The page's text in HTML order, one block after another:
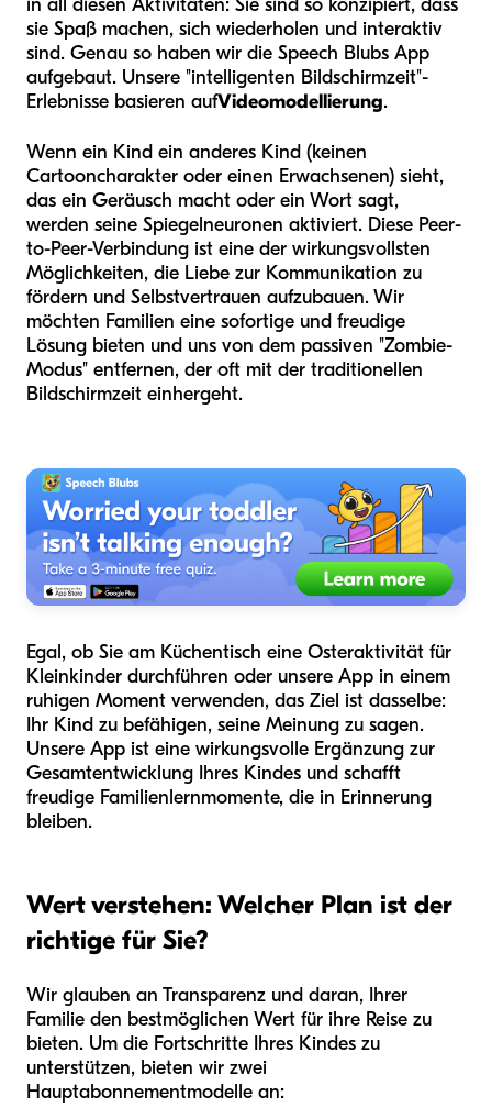
in all diesen Aktivitäten: Sie sind so konzipiert, dass
sie Spaß machen, sich wiederholen und interaktiv
sind. Genau so haben wir die Speech Blubs App
aufgebaut. Unsere "intelligenten Bildschirmzeit"-
Erlebnisse basieren aufVideomodellierung.
Wenn ein Kind ein anderes Kind (keinen
Cartooncharakter oder einen Erwachsenen) sieht,
das ein Geräusch macht oder ein Wort sagt,
werden seine Spiegelneuronen aktiviert. Diese Peer-
to-Peer-Verbindung ist eine der wirkungsvollsten
Möglichkeiten, die Liebe zur Kommunikation zu
fördern und Selbstvertrauen aufzubauen. Wir
möchten Familien eine sofortige und freudige
Lösung bieten und uns von dem passiven "Zombie-
Modus" entfernen, der oft mit der traditionellen
Bildschirmzeit einhergeht.
Egal, ob Sie am Küchentisch eine Osteraktivität für
Kleinkinder durchführen oder unsere App in einem
ruhigen Moment verwenden, das Ziel ist dasselbe:
Ihr Kind zu befähigen, seine Meinung zu sagen.
Unsere App ist eine wirkungsvolle Ergänzung zur
Gesamtentwicklung Ihres Kindes und schafft
freudige Familienlernmomente, die in Erinnerung
bleiben.
Wert verstehen: Welcher Plan ist der
richtige für Sie?
Wir glauben an Transparenz und daran, Ihrer
Familie den bestmöglichen Wert für ihre Reise zu
bieten. Um die Fortschritte Ihres Kindes zu
unterstützen, bieten wir zwei
Hauptabonnementmodelle an: